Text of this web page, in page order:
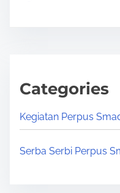
Categories
Kegiatan Perpus
Serba Serbi Perpus